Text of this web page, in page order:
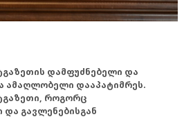
დამფუძნებელი და
ამაღლობელი დააპატიმრეს.
როგორც
გავლენებისგან